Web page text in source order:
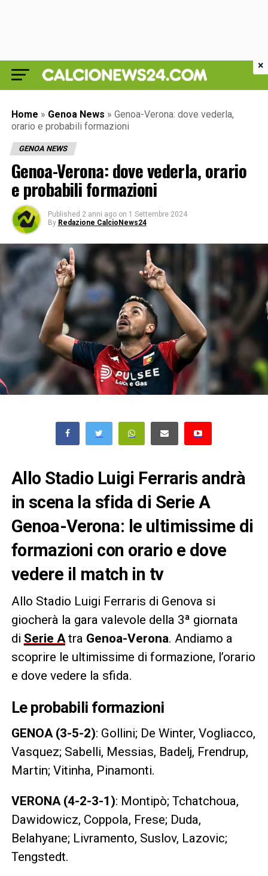
Home » Genoa News » Genoa-Verona: dove vederla,
orario e probabili formazioni
GENOA NEWS
Genoa-Verona: dove vederla, orario
e probabili formazioni
Published 2 anni ago on 1 Settembre 2024
By Redazione CalcioNews24
Allo Stadio Luigi Ferraris andrà
in scena la sfida di Serie A
Genoa-Verona: le ultimissime di
formazioni con orario e dove
vedere il match in tv
Allo Stadio Luigi Ferraris di Genova si
giocherà la gara valevole della 3ª giornata
di Serie Atra Genoa-Verona. Andiamo a
scoprire le ultimissime di formazione, l’orario
e dove vedere la sfida.
Le probabili formazioni
GENOA (3-5-2): Gollini; De Winter, Vogliacco,
Vasquez; Sabelli, Messias, Badelj, Frendrup,
Martin; Vitinha, Pinamonti.
VERONA (4-2-3-1): Montipò; Tchatchoua,
Dawidowicz, Coppola, Frese; Duda,
Belahyane; Livramento, Suslov, Lazovic;
Tengstedt.
×